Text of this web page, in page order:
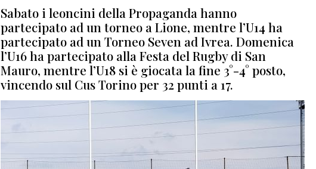
Sabato i leoncini della Propaganda hanno
partecipato ad un torneo a Lione, mentre l’U14 ha
partecipato ad un Torneo Seven ad Ivrea. Domenica
l’U16 ha partecipato alla Festa del Rugby di San
Mauro, mentre l’U18 si è giocata la fine 3°-4° posto,
vincendo sul Cus Torino per 32 punti a 17.